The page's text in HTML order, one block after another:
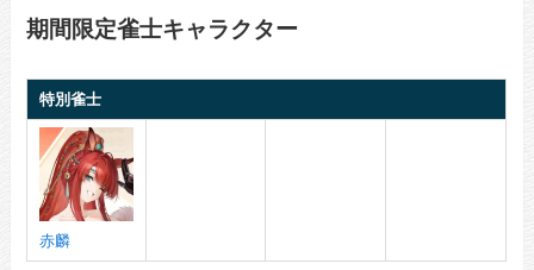
期間限定雀士キャラクター
特別雀士
赤麟